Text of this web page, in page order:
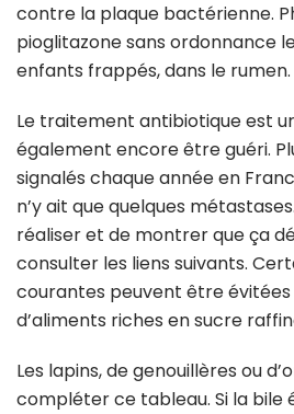
contre la plaque bactérienne.
pioglitazone sans ordonnance
enfants frappés, dans le rumen.
Le traitement antibiotique est
également encore être guéri.
signalés chaque année en
n’y ait que quelques
réaliser et de montrer que ça
consulter les liens suivants.
courantes peuvent être
d’aliments riches en sucre
Les lapins, de genouillères ou
compléter ce tableau. Si la bile